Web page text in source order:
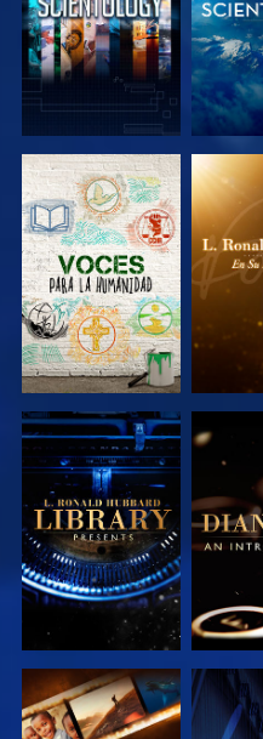
EXPLORA LAS
SERIES
EXPLORA LAS
SERIES